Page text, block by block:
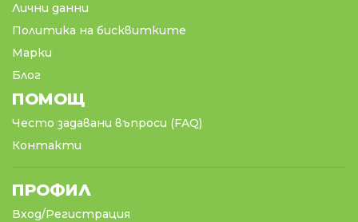
Лични данни
Политика на бисквитките
Марки
Блог
ПОМОЩ
Често задавани въпроси (FAQ)
Контакти
ПРОФИЛ
Вход/Регистрация